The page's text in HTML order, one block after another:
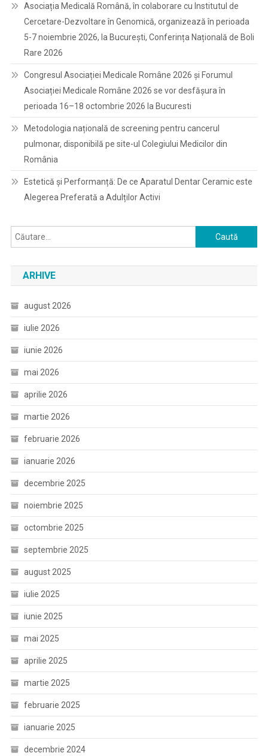
Asociația Medicală Română, în colaborare cu Institutul de
Cercetare-Dezvoltare în Genomică, organizează în perioada
5-7 noiembrie 2026, la București, Conferința Națională de Boli
Rare 2026
Congresul Asociației Medicale Române 2026 și Forumul
Asociației Medicale Române 2026 se vor desfășura în
perioada 16–18 octombrie 2026 la Bucuresti
Metodologia națională de screening pentru cancerul
pulmonar, disponibilă pe site-ul Colegiului Medicilor din
România
Estetică și Performanță: De ce Aparatul Dentar Ceramic este
Alegerea Preferată a Adulților Activi
Caută
după:
ARHIVE
august 2026
iulie 2026
iunie 2026
mai 2026
aprilie 2026
martie 2026
februarie 2026
ianuarie 2026
decembrie 2025
noiembrie 2025
octombrie 2025
septembrie 2025
august 2025
iulie 2025
iunie 2025
mai 2025
aprilie 2025
martie 2025
februarie 2025
ianuarie 2025
decembrie 2024